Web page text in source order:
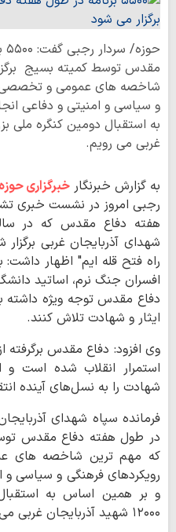
مقدس توسط کمیته بسیج
شاخصه های عمومی و تخصصی
و سیاسی و امنیتی و دفاعی
غربی می رویم.
به گزارش خبرنگار خبرگزاری حوزه
رجبی امروز در نشست خبری
هفته دفاع مقدس که در
شهدای آذربایجان غربی
راه فتح قله ایم" اظهار داشت:
افسران جنگ نرم، اساتید
دفاع مقدس توجه ویژه
ایثار و شهادت تلاش کنند.
وی افزود: دفاع مقدس
استمرار انقلاب شده است و
شهادت را به نسل‌های آینده
در طول هفته دفاع مقدس
که مهم ترین شاخصه های
رویکردهای فرهنگی و سیاسی و
و بر همین اساس به
١٢٠٠٠ شهید آذربایجان غربی می رویم.